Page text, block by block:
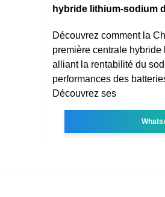
hybride lithium-sodium
Découvrez comment la
première centrale hybride
alliant la rentabilité du
performances des
Découvrez ses